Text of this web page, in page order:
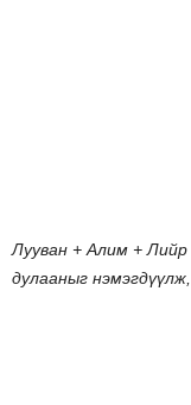
Лууван + Алим + Лийр
дулааныг нэмэгдүүлж